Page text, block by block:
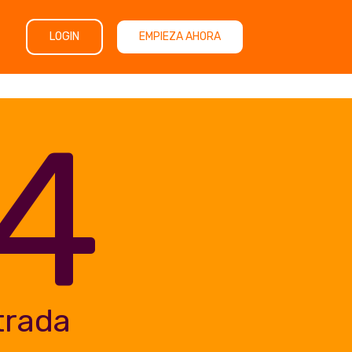
LOGIN EMPIEZA AHORA